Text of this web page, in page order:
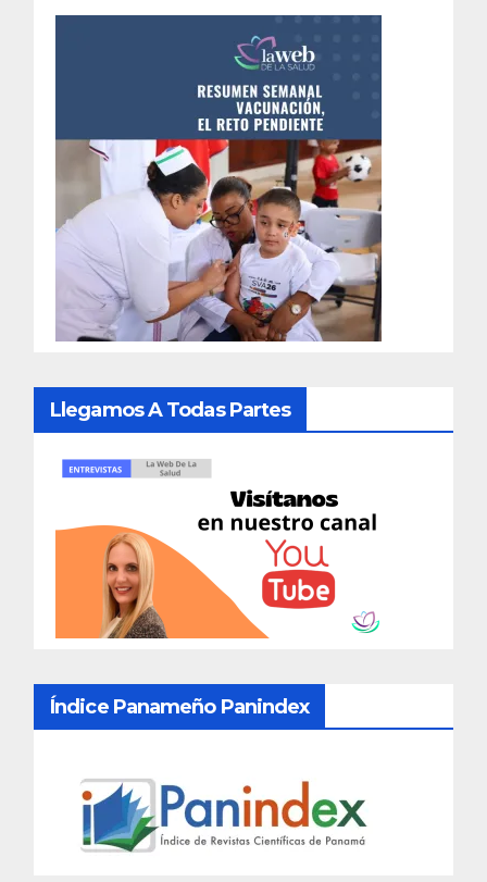
Llegamos A Todas Partes
Índice Panameño Panindex